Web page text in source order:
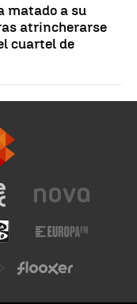
matado a su
atrincherarse
cuartel de